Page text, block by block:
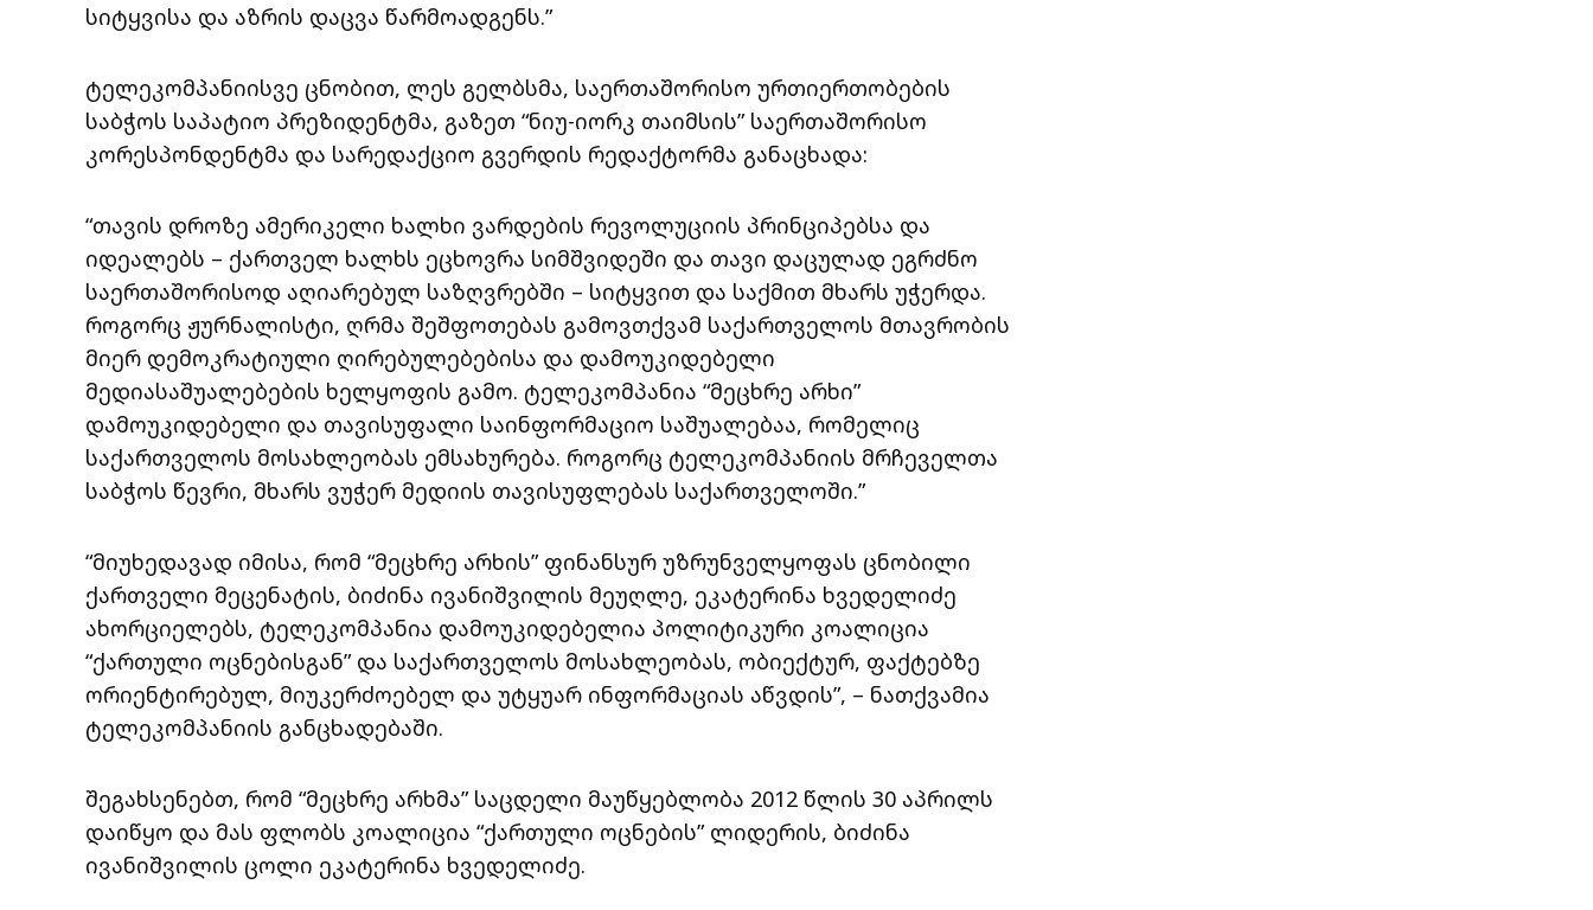
სიტყვისა და აზრის დაცვა წარმოადგენს.”
ტელეკომპანიისვე ცნობით, ლეს გელბსმა, საერთაშორისო ურთიერთობების
საბჭოს საპატიო პრეზიდენტმა, გაზეთ “ნიუ-იორკ თაიმსის” საერთაშორისო
კორესპონდენტმა და სარედაქციო გვერდის რედაქტორმა განაცხადა:
“თავის დროზე ამერიკელი ხალხი ვარდების რევოლუციის პრინციპებსა და
იდეალებს – ქართველ ხალხს ეცხოვრა სიმშვიდეში და თავი დაცულად ეგრძნო
საერთაშორისოდ აღიარებულ საზღვრებში – სიტყვით და საქმით მხარს უჭერდა.
როგორც ჟურნალისტი, ღრმა შეშფოთებას გამოვთქვამ საქართველოს მთავრობის
მიერ დემოკრატიული ღირებულებებისა და დამოუკიდებელი
მედიასაშუალებების ხელყოფის გამო. ტელეკომპანია “მეცხრე არხი”
დამოუკიდებელი და თავისუფალი საინფორმაციო საშუალებაა, რომელიც
საქართველოს მოსახლეობას ემსახურება. როგორც ტელეკომპანიის მრჩეველთა
საბჭოს წევრი, მხარს ვუჭერ მედიის თავისუფლებას საქართველოში.”
“მიუხედავად იმისა, რომ “მეცხრე არხის” ფინანსურ უზრუნველყოფას ცნობილი
ქართველი მეცენატის, ბიძინა ივანიშვილის მეუღლე, ეკატერინა ხვედელიძე
ახორციელებს, ტელეკომპანია დამოუკიდებელია პოლიტიკური კოალიცია
“ქართული ოცნებისგან” და საქართველოს მოსახლეობას, ობიექტურ, ფაქტებზე
ორიენტირებულ, მიუკერძოებელ და უტყუარ ინფორმაციას აწვდის”, – ნათქვამია
ტელეკომპანიის განცხადებაში.
შეგახსენებთ, რომ “მეცხრე არხმა” საცდელი მაუწყებლობა 2012 წლის 30 აპრილს
დაიწყო და მას ფლობს კოალიცია “ქართული ოცნების” ლიდერის, ბიძინა
ივანიშვილის ცოლი ეკატერინა ხვედელიძე.